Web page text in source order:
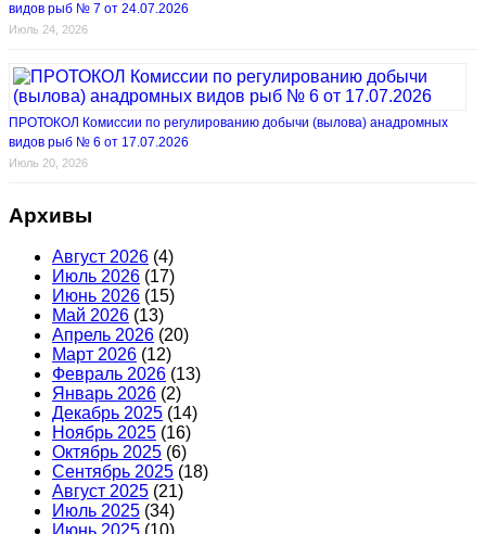
видов рыб № 7 от 24.07.2026
Июль 24, 2026
ПРОТОКОЛ Комиссии по регулированию добычи (вылова) анадромных
видов рыб № 6 от 17.07.2026
Июль 20, 2026
Архивы
Август 2026 (4)
Июль 2026 (17)
Июнь 2026 (15)
Май 2026 (13)
Апрель 2026 (20)
Март 2026 (12)
Февраль 2026 (13)
Январь 2026 (2)
Декабрь 2025 (14)
Ноябрь 2025 (16)
Октябрь 2025 (6)
Сентябрь 2025 (18)
Август 2025 (21)
Июль 2025 (34)